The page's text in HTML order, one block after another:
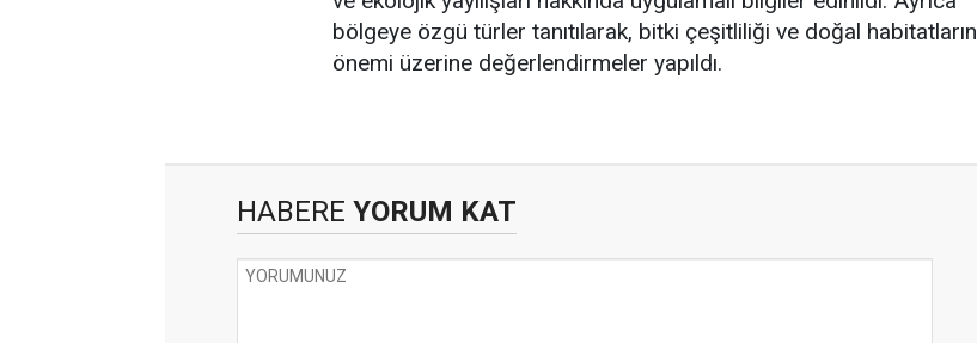
bölgeye özgü türler tanıtılarak, bitki çeşitliliği ve doğal habitatların
önemi üzerine değerlendirmeler yapıldı.
HABERE YORUM KAT